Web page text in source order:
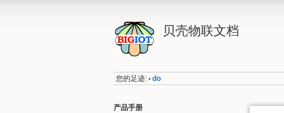
贝壳物联文档
您的足迹: • do
产品手册